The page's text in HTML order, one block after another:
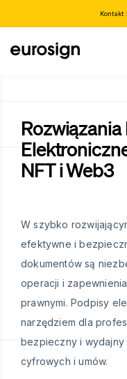
Kontakt :
NFT i Web3
W szybko
efektywne i
dokumentów są
operacji i
prawnymi. Podpisy
narzędziem dla
bezpieczny i wydajny
cyfrowych i umów.